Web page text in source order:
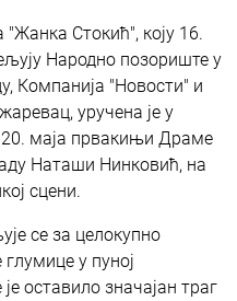
"Жанка Стокић", коју 16.
Народно позориште у
Компанија "Новости" и
уручена је у
маја првакињи Драме
Наташи Нинковић, на
сцени.
се за целокупно
у пуној
оставило значајан траг